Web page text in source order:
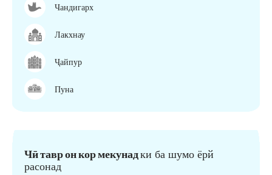
Чандигарх
Лакхнау
Ҷайпур
Пуна
Чӣ тавр он кор мекунадки ба шумо ёрй
расонад